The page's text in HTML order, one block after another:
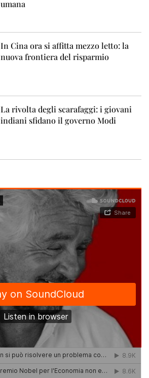
umana
In Cina ora si affitta mezzo letto: la
nuova frontiera del risparmio
La rivolta degli scarafaggi: i giovani
indiani sfidano il governo Modi